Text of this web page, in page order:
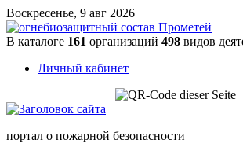
Воскресенье, 9 авг 2026
В каталоге 161 организаций 498 видов
Личный кабинет
портал о пожарной безопасности